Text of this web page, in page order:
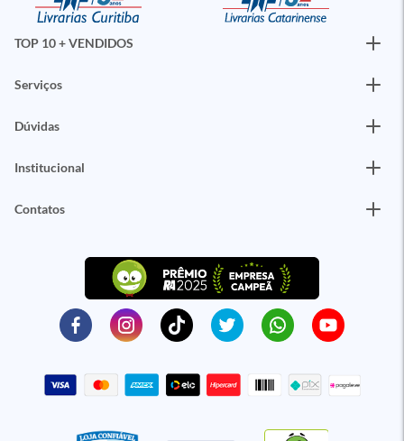
TOP 10 + VENDIDOS
Serviços
Dúvidas
Institucional
Contatos